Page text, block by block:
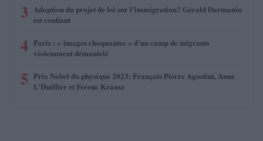
3 Adoption du projet de loi sur l’immigration? Gérald Darmanin
est confiant
4 Paris : « images choquantes » d’un camp de migrants
violemment démantelé
5 Prix Nobel du physique 2023: Français Pierre Agostini, Anne
L’Huillier et Ferenc Krausz